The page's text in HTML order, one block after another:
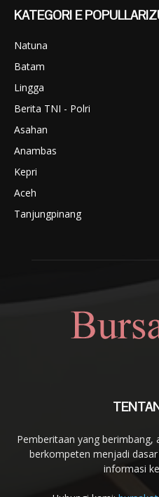
KATEGORI E
Natuna
Batam
Lingga
Berita TNI - Polri
Asahan
Anambas
Kepri
Aceh
Tanjungpinang
Pemberitaan yang
berkompeten menjadi
informasi